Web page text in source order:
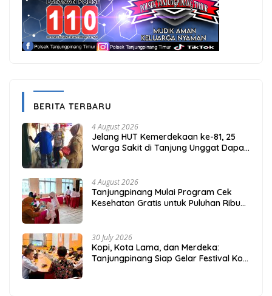
BERITA TERBARU
4 August 2026
Jelang HUT Kemerdekaan ke-81, 25
Warga Sakit di Tanjung Unggat Dapat
4 August 2026
Tanjungpinang Mulai Program Cek
Kesehatan Gratis untuk Puluhan Ribu
30 July 2026
Kopi, Kota Lama, dan Merdeka:
Tanjungpinang Siap Gelar Festival Kopi